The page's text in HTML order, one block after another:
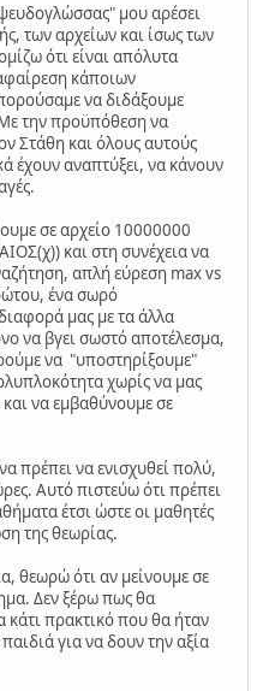
μου αρέσει
των αρχείων και ίσως των
ότι είναι απόλυτα
κάποιων
να διδάξουμε
την προϋπόθεση να
Στάθη και όλους αυτούς
έχουν αναπτύξει, να κάνουν
σε αρχείο 10000000
και στη συνέχεια να
απλή εύρεση max vs
ένα σωρό
μας με τα άλλα
να βγει σωστό αποτέλεσμα,
να "υποστηρίξουμε"
χωρίς να μας
και να εμβαθύνουμε σε
πρέπει να ενισχυθεί πολύ,
Αυτό πιστεύω ότι πρέπει
έτσι ώστε οι μαθητές
της θεωρίας.
θεωρώ ότι αν μείνουμε σε
Δεν ξέρω πως θα
πρακτικό που θα ήταν
για να δουν την αξία